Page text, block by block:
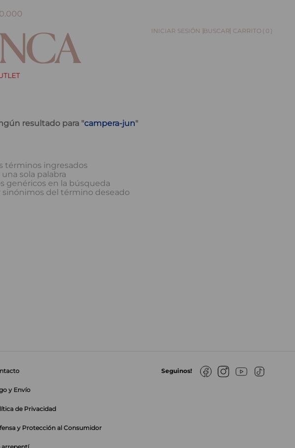
BUSCAR 0
resultado para "campera-jun"
términos ingresados
sola palabra
genéricos en la búsqueda
del término deseado
y Envío
de Privacidad
y Protección al Consumidor
Seguinos!